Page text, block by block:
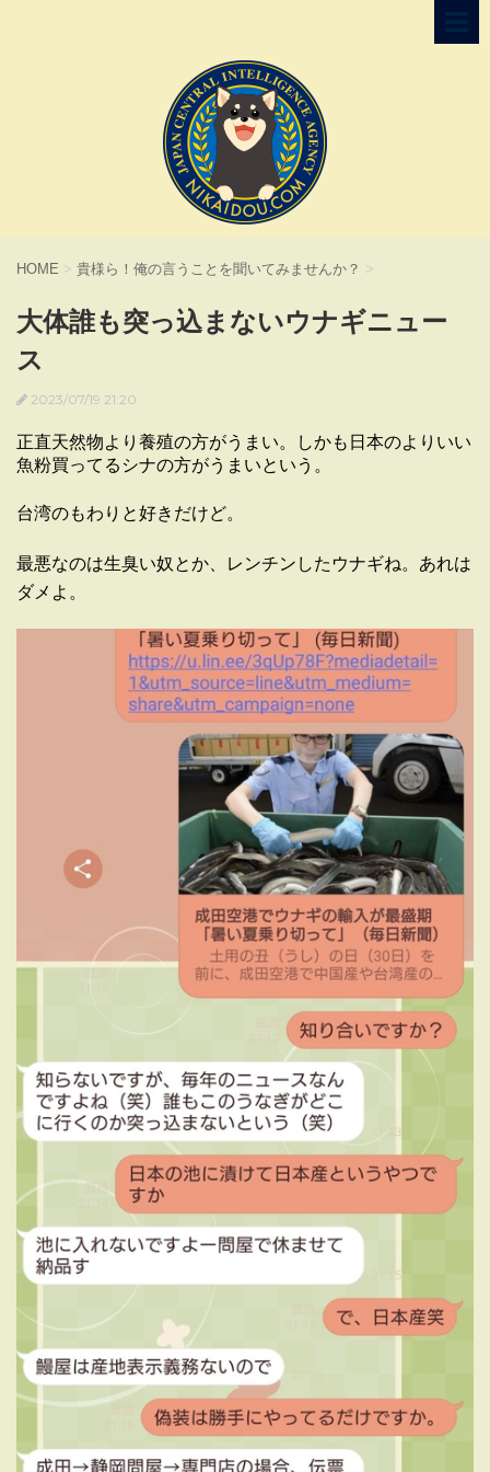
HOME > 貴様ら！俺の言うことを聞いてみませんか？ >
大体誰も突っ込まないウナギニュー
ス
2023/07/19 21:20
正直天然物より養殖の方がうまい。しかも日本のよりいい
魚粉買ってるシナの方がうまいという。
台湾のもわりと好きだけど。
最悪なのは生臭い奴とか、レンチンしたウナギね。あれは
ダメよ。